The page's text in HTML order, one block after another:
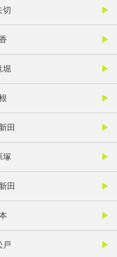
切
堀
田
塚
田
戸